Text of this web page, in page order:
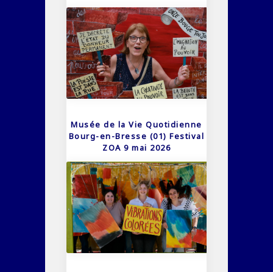
Musée de la Vie Quotidienne
Bourg-en-Bresse (01) Festival
ZOA 9 mai 2026